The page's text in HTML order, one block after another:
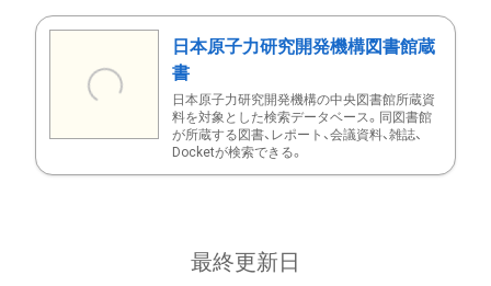
日本原子力研究開発機構図書館蔵
書
日本原子力研究開発機構の中央図書館所蔵資
料を対象とした検索データベース。同図書館
が所蔵する図書、レポート、会議資料、雑誌、
Docketが検索できる。
最終更新日